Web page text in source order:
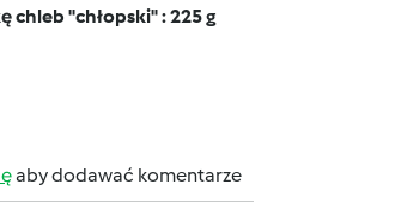
"chłopski" : 225 g
aby dodawać komentarze